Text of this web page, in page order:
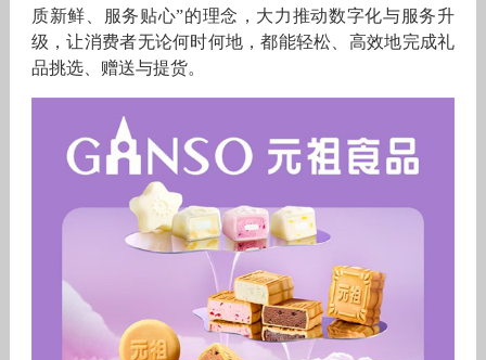
质新鲜、服务贴心”的理念，大力推动数字化与服务升
级，让消费者无论何时何地，都能轻松、高效地完成礼
品挑选、赠送与提货。